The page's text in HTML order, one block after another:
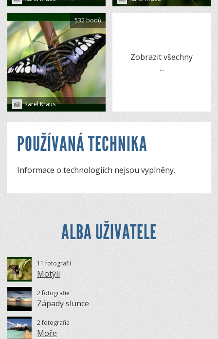
Karel Kraus
532 bodů
Zobrazit všechny
...
POUŽÍVANÁ TECHNIKA
Informace o technologiích nejsou vyplněny.
ALBA UŽIVATELE
11 fotografií
Motýli
2 fotografie
Západy slunce
2 fotografie
Moře